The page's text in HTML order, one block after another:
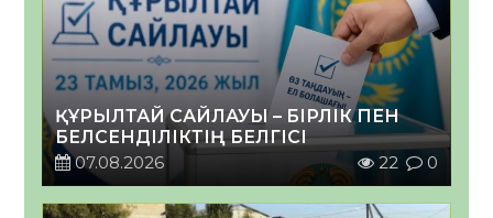
ҚҰРЫЛТАЙ САЙЛАУЫ – БІРЛІК ПЕН
БЕЛСЕНДІЛІКТІҢ БЕЛГІСІ
07.08.2026
22 0